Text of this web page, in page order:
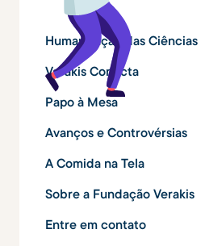
Humanização das Ciências
Verakis Conecta
Papo à Mesa
Avanços e Controvérsias
A Comida na Tela
Sobre a Fundação Verakis
Entre em contato